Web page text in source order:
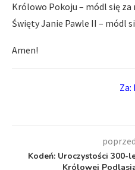
Królowo Pokoju – módl się za
Święty Janie Pawle II – módl
Amen!
Za:
Kodeń: Uroczystości 300-
Królowej